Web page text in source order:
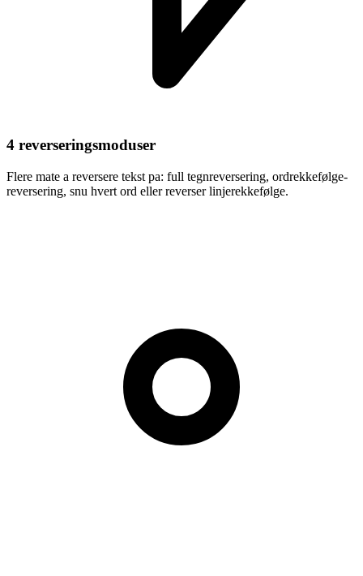
4 reverseringsmoduser
Flere mate a reversere tekst pa: full tegnreversering, ordrekkefølge-
reversering, snu hvert ord eller reverser linjerekkefølge.